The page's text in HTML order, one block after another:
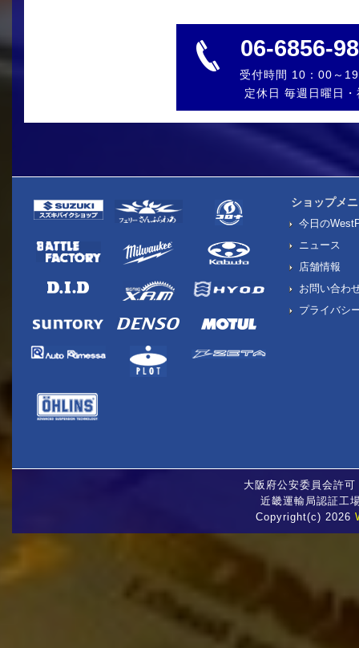
06-6856-
受付時間 10：00～
定休日 毎週日曜日・
ショップメ
今日の
ニュース
店舗情報
お問い合わ
プライバシ
大阪府公安委員会許
近畿運輸局認証工
Copyright(c) 2026